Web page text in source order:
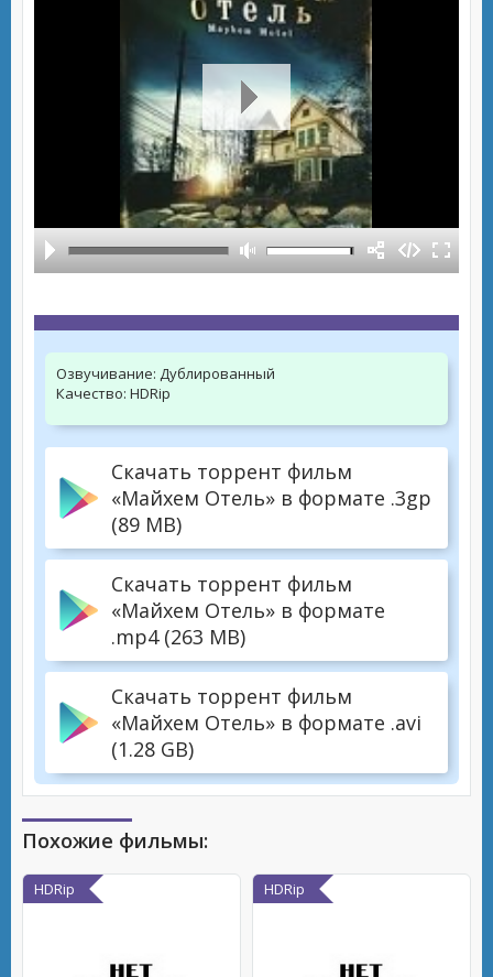
Озвучивание: Дублированный
Качество: HDRip
Скачать торрент фильм
«Майхем Отель» в формате .3gp
(89 MB)
Скачать торрент фильм
«Майхем Отель» в формате
.mp4 (263 MB)
Скачать торрент фильм
«Майхем Отель» в формате .avi
(1.28 GB)
Похожие фильмы:
HDRip HDRip